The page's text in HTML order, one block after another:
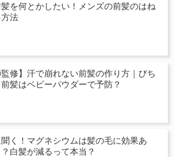
を何とかしたい！メンズの前髪のはね
法
監修】汗で崩れない前髪の作り方｜びち
前髪はベビーパウダーで予防？
く！マグネシウムは髪の毛に効果あ
白髪が減るって本当？